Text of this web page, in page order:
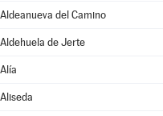
Aldeanueva del Camino
Aldehuela de Jerte
Alía
Aliseda